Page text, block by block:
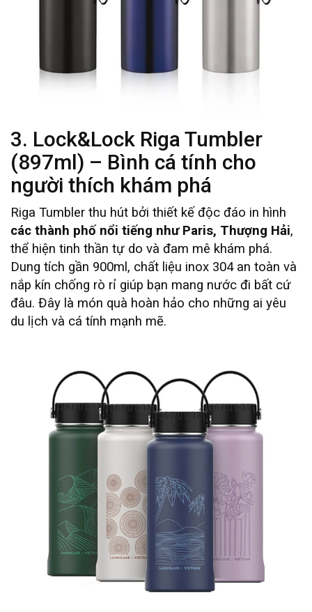
3. Lock&Lock Riga Tumbler
(897ml) – Bình cá tính cho
người thích khám phá
Riga Tumbler thu hút bởi thiết kế độc đáo in hình
các thành phố nổi tiếng như Paris, Thượng Hải,
thể hiện tinh thần tự do và đam mê khám phá.
Dung tích gần 900ml, chất liệu inox 304 an toàn và
nắp kín chống rò rỉ giúp bạn mang nước đi bất cứ
đâu. Đây là món quà hoàn hảo cho những ai yêu
du lịch và cá tính mạnh mẽ.